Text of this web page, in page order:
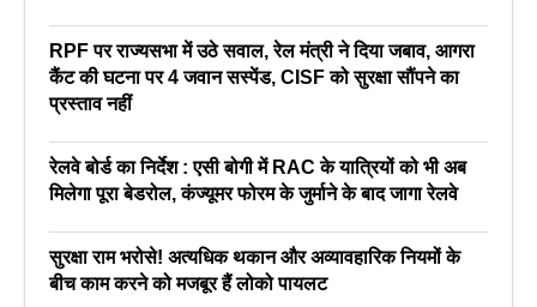
RPF पर राज्यसभा में उठे सवाल, रेल मंत्री ने दिया जबाव, आगरा
कैंट की घटना पर 4 जवान सस्पेंड, CISF को सुरक्षा सौंपने का
प्रस्ताव नहीं
रेलवे बोर्ड का निर्देश : एसी बोगी में RAC के यात्रियों को भी अब
मिलेगा पूरा बेडरोल, कंज्यूमर फोरम के जुर्माने के बाद जागा रेलवे
सुरक्षा राम भरोसे! अत्यधिक थकान और अव्यावहारिक नियमों के
बीच काम करने को मजबूर हैं लोको पायलट